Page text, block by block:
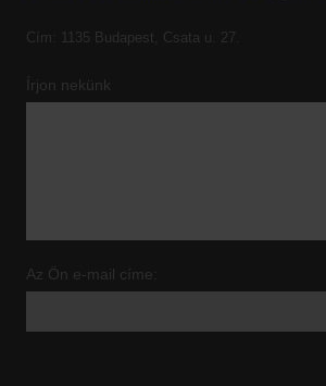
Cím: 1135 Budapest, Csata u. 27.
Írjon nekünk
Az Ön e-mail címe: